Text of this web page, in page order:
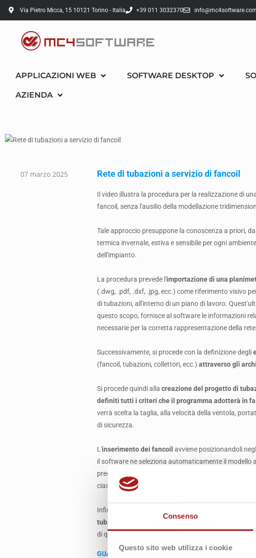
Consenso
Questo sito web utilizza i cookie
Via Pietro Micca, 15 10121 Torino - Italia +39 011 3032370
APPLICAZIONI WEB SOFTWARE DESKTOP
AZIENDA
Rete di tubazioni a servizio di fancoil
Il video illustra la procedura per la realizzazione di
fancoil, senza l'ausilio della modellazione
Tale approccio presuppone la conoscenza a priori,
termica invernale, estiva e sensibile per ogni
dell'impianto.
La procedura prevede l'importazione di una
(.dwg, .pdf, .dxf, .jpg, ecc.) come riferimento visivo
di tubazioni, all'interno di un piano di lavoro.
questo scopo, fornisce al software le informazioni
necessarie per la corretta rappresentazione della rete.
Successivamente, si procede con la definizione degli
(fancoil, tubazioni, collettori, ecc.) attraverso gli
Si procede quindi alla creazione del progetto di
definiti tutti i criteri che il programma adotterà in
verrà scelta la taglia, alla velocità della ventola,
di sicurezza.
L'inserimento dei fancoil avviene posizionandoli
il software ne seleziona automaticamente il modello
precedentemente caricata, in base alla potenza
ciascun fancoil.
Infine, si procede con l'inserimento del collettore
tubazioni
di quella di ritorno.
GUARDA IL VIDEO >>
07 marzo 2025